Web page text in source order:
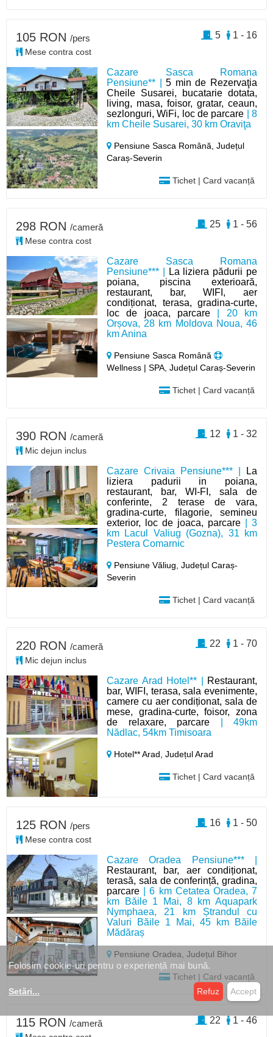
Cazare Sasca Romana
Pensiune** |5 min de Rezervaţia
Cheile Susarei, bucatarie dotata,
living, masa, foisor, gratar, ceaun,
sezlonguri, WiFi, loc de parcare | 8
km Cheile Susarei, 30 km Oraviţa
Pensiune Sasca Română,Județul
Caraș-Severin
Tichet | Card vacanță
105 RON /pers
Mese contra cost
1 - 16
5
Cazare Sasca Romana
Pensiune*** |
La liziera pădurii pe
poiana, piscina exterioară,
restaurant, bar, WIFI, aer
condiționat, terasa, gradina-curte,
loc de joaca, parcare | 20 km
Orșova, 28 km Moldova Noua, 46
km Anina
Pensiune Sasca Română
Wellness | SPA, Județul Caraș-Severin
Tichet | Card vacanță
298 RON /cameră
Mese contra cost
1 - 56
25
Cazare Crivaia Pensiune*** |
La
liziera padurii in poiana,
restaurant, bar, WI-FI, sala de
conferinte, 2 terase de vara,
gradina-curte, filagorie, semineu
exterior, loc de joaca, parcare | 3
km Lacul Valiug (Gozna), 31 km
Pestera Comarnic
Pensiune Văliug,Județul Caraș-
Severin
Tichet | Card vacanță
390 RON /cameră
Mic dejun inclus
1 - 32
12
Cazare Arad Hotel** |
Restaurant,
bar, WIFI, terasa, sala evenimente,
camere cu aer condiționat, sala de
mese, gradina-curte, foisor, zona
de relaxare, parcare | 49km
Nădlac, 54km Timisoara
Hotel** Arad,Județul Arad
Tichet | Card vacanță
220 RON /cameră
Mic dejun inclus
1 - 70
22
Cazare Oradea Pensiune*** |
Restaurant, bar, aer condiționat,
terasă, sala de conferință, gradina,
parcare | 6 km Cetatea Oradea, 7
km Băile 1 Mai, 8 km Aquapark
Nymphaea, 21 km Ștrandul cu
Valuri Băile 1 Mai, 45 km Băile
Mădăraș
Pensiune Oradea,Județul Bihor
Tichet | Card vacanță
125 RON /pers
Mese contra cost
1 - 50
16
115 RON /cameră 1 - 46
22
Folosim cookie-uri pentru o experiență mai bună.
Setări... Refuz Accept